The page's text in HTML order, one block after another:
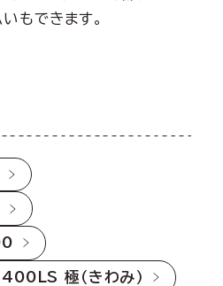
もできます。
極（きわみ）